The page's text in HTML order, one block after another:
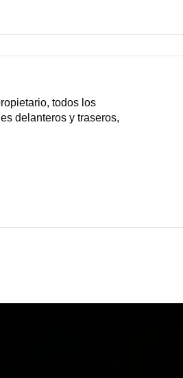
todos los
delanteros y traseros,